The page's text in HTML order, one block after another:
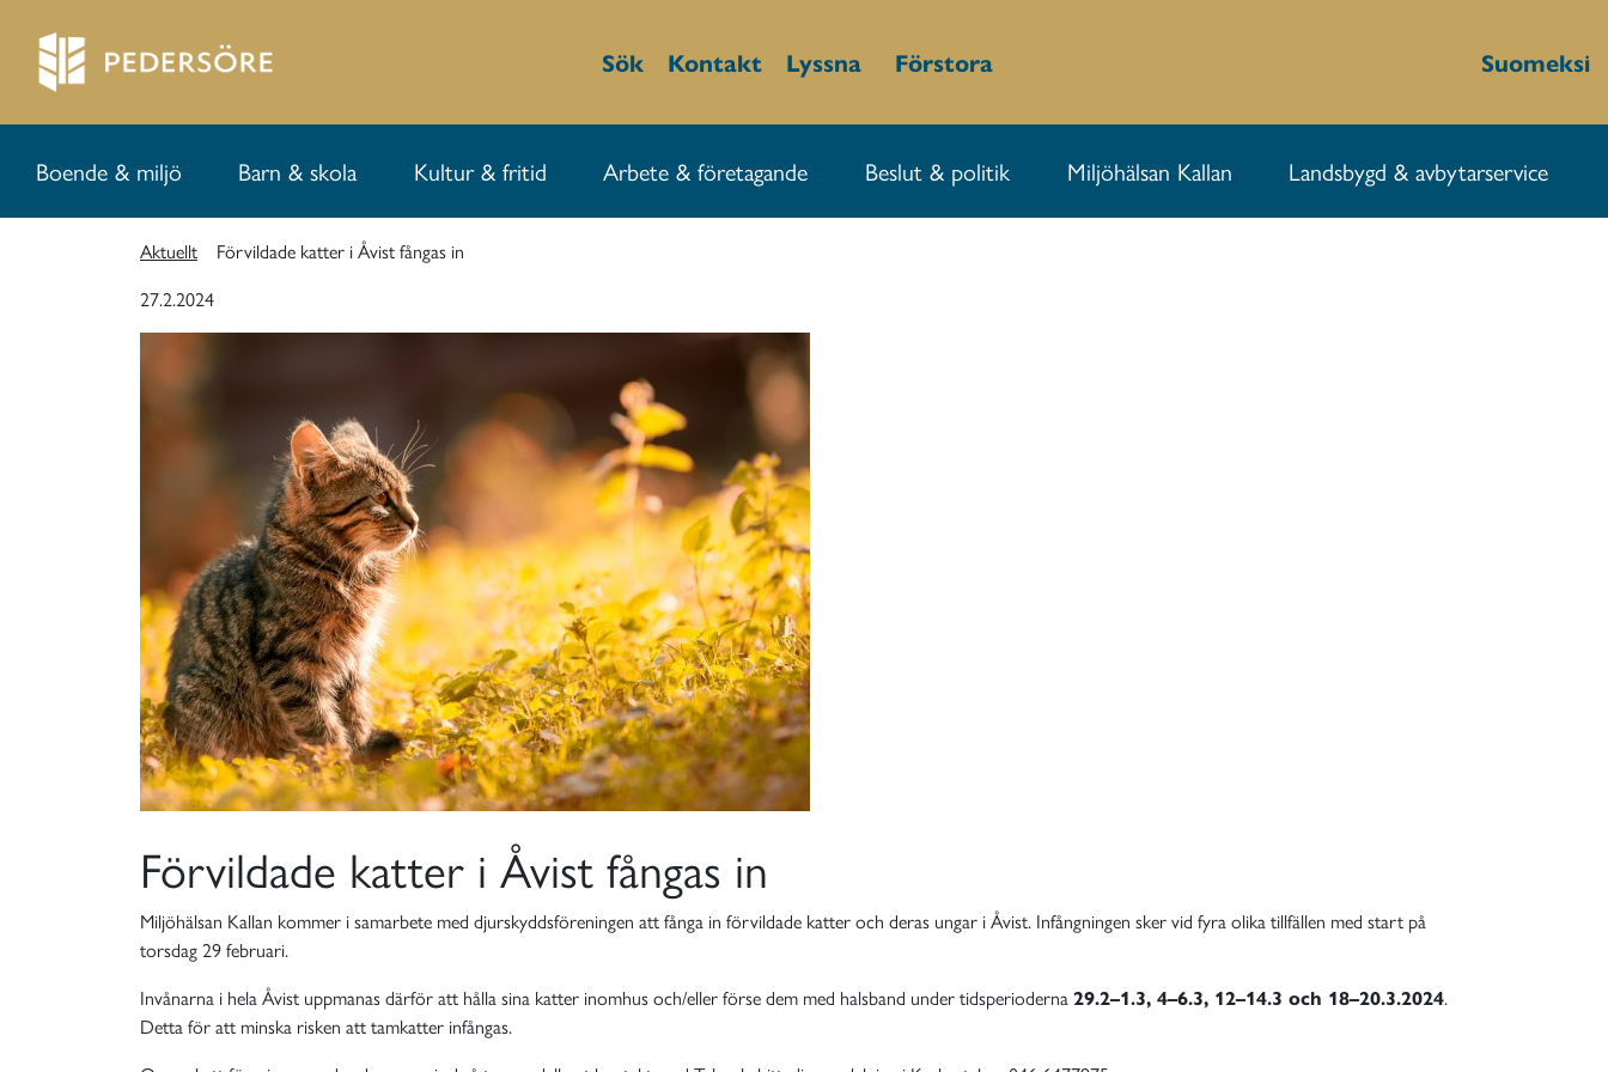
Sök Kontakt Lyssna Förstora Suomeksi
Boende & miljö Barn & skola Kultur & fritid Arbete & företagande Beslut & politik Miljöhälsan Kallan Landsbygd & avbytarservice
Aktuellt
Förvildade katter i Åvist fångas in
27.2.2024
Förvildade katter i Åvist fångas in
Miljöhälsan Kallan kommer i samarbete med djurskyddsföreningen att fånga in förvildade katter och deras ungar i Åvist. Infångningen sker vid fyra olika tillfällen med start på
torsdag 29 februari.
Invånarna i hela Åvist uppmanas därför att hålla sina katter inomhus och/eller förse dem med halsband under tidsperioderna29.2–1.3, 4–6.3, 12–14.3 och 18–20.3.2024.
Detta för att minska risken att tamkatter infångas.